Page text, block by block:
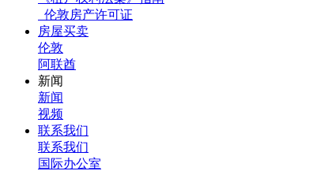
伦敦房产许可证
房屋买卖
伦敦
阿联酋
新闻
新闻
视频
联系我们
联系我们
国际办公室